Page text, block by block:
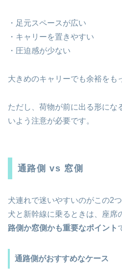
・足元スペースが広い
・キャリーを置きやすい
・圧迫感が少ない
大きめのキャリーでも余裕をも
ただし、荷物が前に出る形にな
いよう注意が必要です。
通路側 vs 窓側
犬連れで迷いやすいのがこの2つ
犬と新幹線に乗るときは、座席
路側か窓側かも重要なポイント
通路側がおすすめなケース